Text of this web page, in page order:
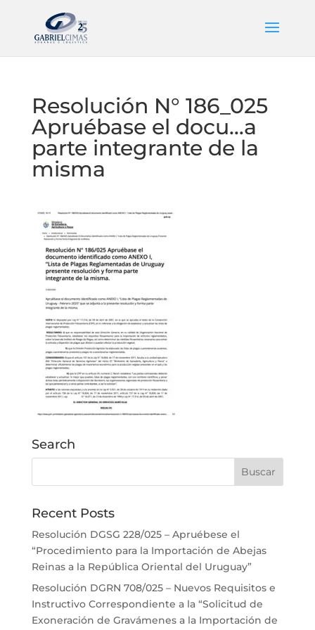
Resolución N° 186_025
Apruébase el docu…a
parte integrante de la
misma
Search
Recent Posts
Resolución DGSG 228/025 – Apruébese el
“Procedimiento para la Importación de Abejas
Reinas a la República Oriental del Uruguay”
Resolución DGRN 708/025 – Nuevos Requisitos e
Instructivo Correspondiente a la “Solicitud de
Exoneración de Gravámenes a la Importación de